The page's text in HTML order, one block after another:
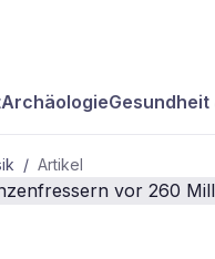
ArchäologieGesundheit
/ Artikel